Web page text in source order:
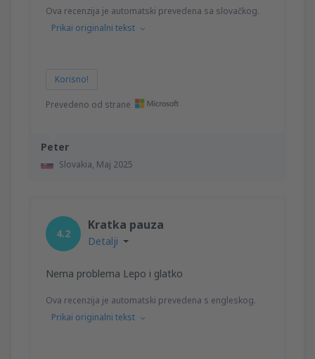
Peter
Slovakia, Maj 2025
Ova recenzija je automatski prevedena sa slovačkog.
Prikai originalni tekst
Korisno!
Prevedeno od strane
4.2
Kratka pauza
Detalji
Nema problema Lepo i glatko
Ova recenzija je automatski prevedena s engleskog.
Prikai originalni tekst